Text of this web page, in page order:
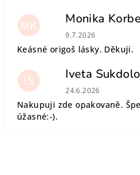
MK Monika
Hodnocení
9.7.2026
Keásné origoš lásky. Děkuji.
IS Iveta
Hodnocení
24.6.2026
Nakupuji zde opakovaně.
úžasné:-).